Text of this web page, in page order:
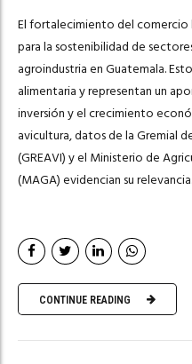
El fortalecimiento del
para la sostenibilidad de
agroindustria en Guatemala.
alimentaria y representan un
inversión y el crecimiento
avicultura, datos de la Gremial
(GREAVI) y el Ministerio de
(MAGA) evidencian su
CONTINUE READING